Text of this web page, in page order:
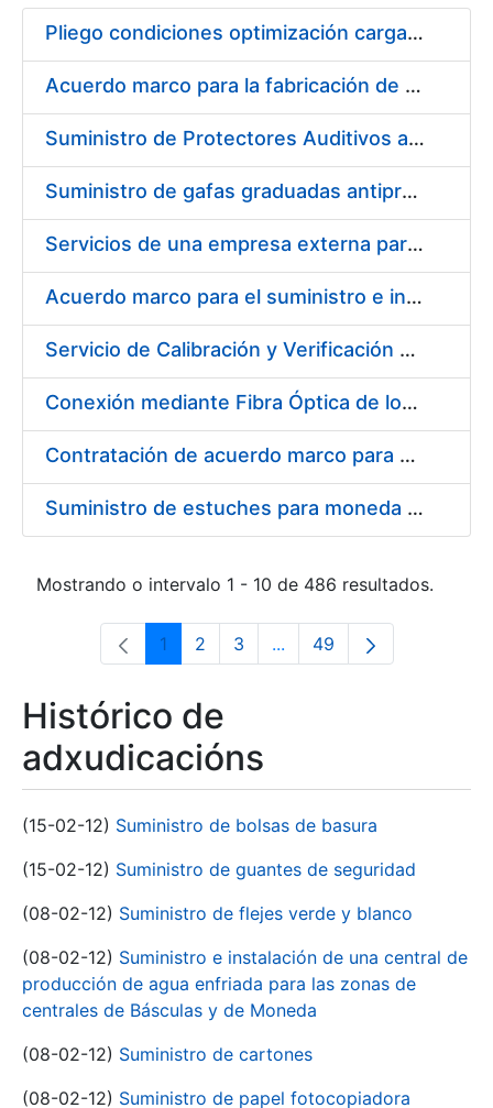
Mostrar/Ocultar Pliego condiciones optimización cargas compras firmado
Acuerdo marco para la fabricación de piezas
Suministro de Protectores Auditivos a medida para las personas trabajadoras de los Centros de Trabajo de Madrid y Burgos
Suministro de gafas graduadas antiproyecciones para los trabajadores de la FNMT-RCM en los centros de trabajo de Madrid y Burgos
Servicios de una empresa externa para el asesoramiento y resolución de los recursos de alzada que se presentan relacionados con procesos de selección para la FNMT-RCM
Acuerdo marco para el suministro e instalación de persianas, estores y otros complementos
Servicio de Calibración y Verificación Externa de los Equipos de Medición del Servicio de Prevención de la FNMT-RCM
Conexión mediante Fibra Óptica de los Centros de Proceso de Datos (CPDs) de las sedes de la FNMT-RCM de Burgos y Madrid
Contratación de acuerdo marco para el Suministro de Material de Electricidad para la Fábrica Nacional de Moneda y Timbre-Real Casa de la Moneda en su centro de trabajo de Burgos
Suministro de estuches para moneda de 30 €
Mostrando o intervalo 1 - 10 de 486 resultados.
Páxina
1 Páxina
2 Páxina
3 ...Páxinas intermedias Use
Páxina
49
Histórico de
adxudicacións
(15-02-12) Suministro de bolsas de basura
(15-02-12) Suministro de guantes de seguridad
(08-02-12) Suministro de flejes verde y blanco
(08-02-12) Suministro e instalación de una central de
producción de agua enfriada para las zonas de
centrales de Básculas y de Moneda
(08-02-12) Suministro de cartones
(08-02-12) Suministro de papel fotocopiadora